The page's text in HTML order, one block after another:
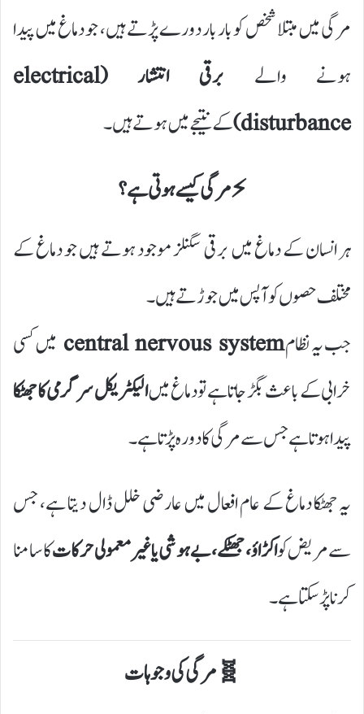
مرگی میں مبتلا شخص کو بار بار دورے پڑتے ہیں، جو دماغ میں پیدا
ہونے والے
برقی انتشار (electrical
disturbance) کے نتیجے میں ہوتے ہیں۔
⚡ مرگی کیسے ہوتی ہے؟
ہر انسان کے دماغ میں برقی سگنلز موجود ہوتے ہیں جو دماغ کے
مختلف حصوں کو آپس میں جوڑتے ہیں۔
جب یہ نظامcentral nervous system میں کسی
خرابی کے باعث بگڑ جاتا ہے تو دماغ میںالیکٹریکل سرگرمی کا جھٹکا
پیدا ہوتا ہے جس سے مرگی کا دورہ پڑتا ہے۔
یہ جھٹکا دماغ کے عام افعال میں عارضی خلل ڈال دیتا ہے، جس
سے مریض کواکڑاؤ، جھٹکے، بے ہوشی یا غیر معمولی حرکاتکا سامنا
کرنا پڑ سکتا ہے۔
🧬 مرگی کی وجوہات